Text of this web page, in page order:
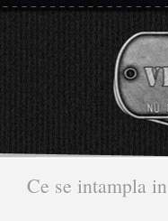
Ce se intampla